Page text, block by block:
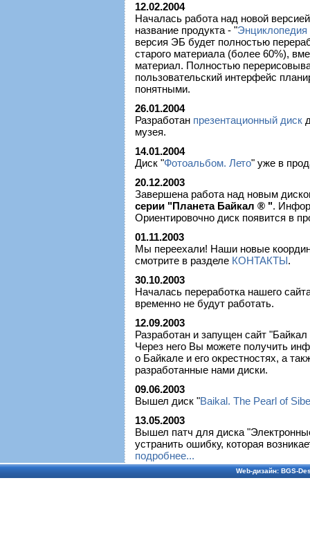
12.02.2004
Началась работа над новой
название продукта - "Энциклопедия
версия ЭБ будет полностью
старого материала (более 60%),
материал. Полностью
пользовательский интерфейс
понятными.
26.01.2004
Разработан презентационный диск
музея.
14.01.2004
Диск "Фотоальбом. Лето" уже в
20.12.2003
Завершена работа над новым
серии "Планета Байкал ® ".
Ориентировочно диск появится в
01.11.2003
Мы переехали! Наши новые
смотрите в разделе КОНТАКТЫ.
30.10.2003
Началась переработка нашего
временно не будут работать.
12.09.2003
Разработан и запущен сайт
Через него Вы можете получить
о Байкале и его окрестностях, а
разработанные нами диски.
09.06.2003
Вышел диск "Baikal. The Pearl of
13.05.2003
Вышел патч для диска
устранить ошибку, которая
подробнее...
Web-дизайн:BGS-